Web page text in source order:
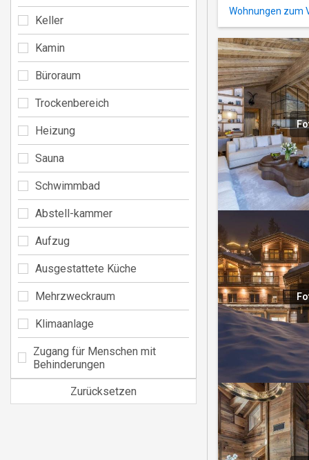
Wohnungen zum
Keller
Kamin
Büroraum
Trockenbereich
Heizung
Sauna
Schwimmbad
Abstell-kammer
Aufzug
Ausgestattete Küche
Mehrzweckraum
Klimaanlage
Zugang für Menschen mit
Behinderungen
Zurücksetzen